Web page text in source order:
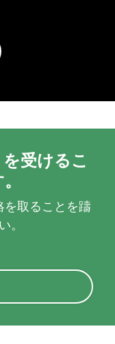
受けるこ
取ることを躊
。